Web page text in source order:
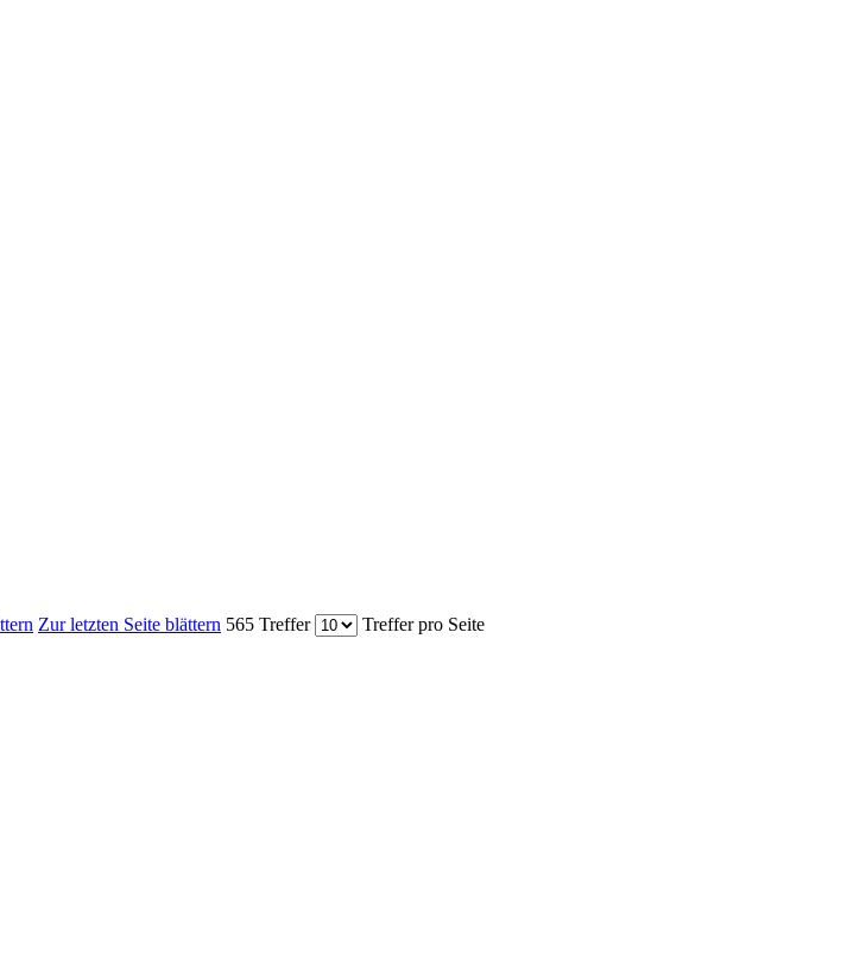
Zur letzten Seite blättern 565 Treffer Treffer pro Seite